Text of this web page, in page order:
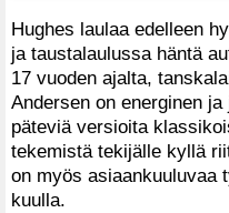
Hughes laulaa edelleen
ja taustalaulussa häntä
17 vuoden ajalta,
Andersen on energinen
päteviä versioita
tekemistä tekijälle kyllä
on myös asiaankuuluvaa
kuulla.